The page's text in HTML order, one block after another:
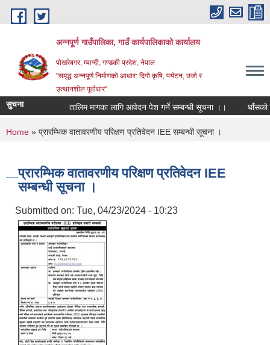
Skip to main content
अन्‍नपूर्ण गाउँपालिका, गाउँ कार्यपालिकाको कार्यालय
पोखरेबगर, म्याग्दी, गण्डकी प्रदेश, नेपाल
"समृद्ध अन्‍नपूर्ण निर्माणको आधार: दिगो कृषि, पर्यटन, उर्जा र
उत्थानशील पूर्वाधार"
सुचना तालिम मागका लागि आवेदन पेश गर्ने सम्बन्धी सूचना ।। घाँसको
You are here
Home » प्रारम्भिक वातावरणीय परिक्षण प्रतिवेदन IEE सम्बन्धी सूचना ।
प्रारम्भिक वातावरणीय परिक्षण प्रतिवेदन IEE
सम्बन्धी सूचना ।
Submitted on: Tue, 04/23/2024 - 10:23